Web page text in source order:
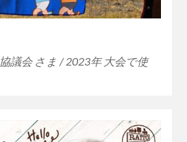
議会 さま / 2023年 大会で使